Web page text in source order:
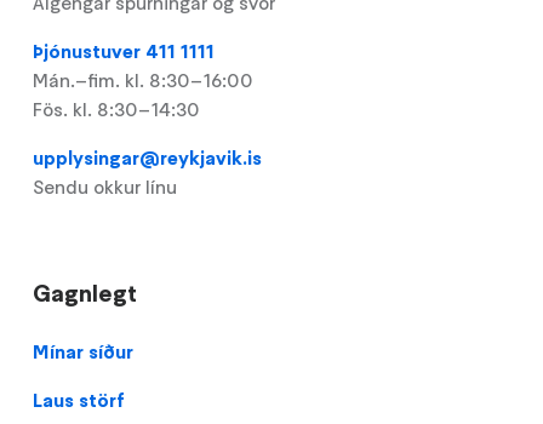
Þjónustuver 411 1111
Mán.–fim. kl. 8:30–16:00
Fös. kl. 8:30–14:30
upplysingar@reykjavik.is
Sendu okkur línu
Gagnlegt
Footer
Mínar síður
Laus störf